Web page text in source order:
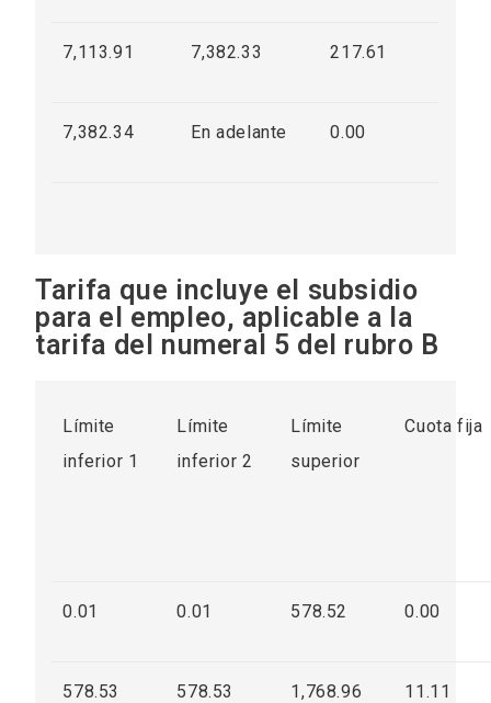
7,113.91 7,382.33 217.61
7,382.34 En adelante 0.00
Tarifa que incluye el subsidio
para el empleo, aplicable a la
tarifa del numeral 5 del rubro B
Límite
inferior 1
Límite
inferior 2
Límite
superior
Cuota fija
0.01 0.01 578.52 0.00
578.53 578.53 1,768.96 11.11